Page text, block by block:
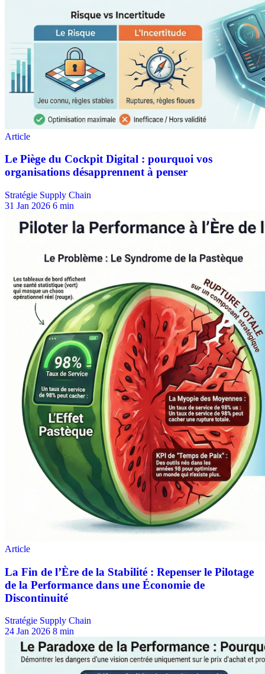
Stratégie Supply Chain
31 Jan 2026 6 min
Stratégie Supply Chain
24 Jan 2026 8 min